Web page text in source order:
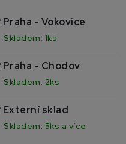
Praha - Vokovice
Skladem: 1ks
Praha - Chodov
Skladem: 2ks
Externí sklad
Skladem: 5ks a více